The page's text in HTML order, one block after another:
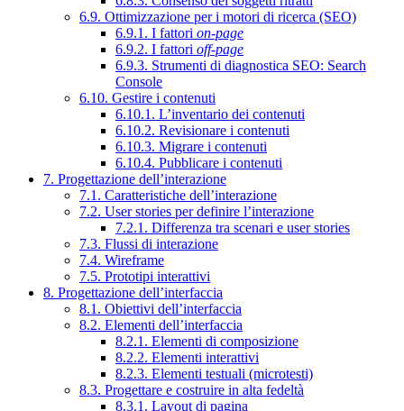
6.9. Ottimizzazione per i motori di ricerca (SEO)
6.9.1. I fattori on-page
6.9.2. I fattori off-page
6.9.3. Strumenti di diagnostica SEO: Search
Console
6.10. Gestire i contenuti
6.10.1. L’inventario dei contenuti
6.10.2. Revisionare i contenuti
6.10.3. Migrare i contenuti
6.10.4. Pubblicare i contenuti
7. Progettazione dell’interazione
7.1. Caratteristiche dell’interazione
7.2. User stories per definire l’interazione
7.2.1. Differenza tra scenari e user stories
7.3. Flussi di interazione
7.4. Wireframe
7.5. Prototipi interattivi
8. Progettazione dell’interfaccia
8.1. Obiettivi dell’interfaccia
8.2. Elementi dell’interfaccia
8.2.1. Elementi di composizione
8.2.2. Elementi interattivi
8.2.3. Elementi testuali (microtesti)
8.3. Progettare e costruire in alta fedeltà
8.3.1. Layout di pagina